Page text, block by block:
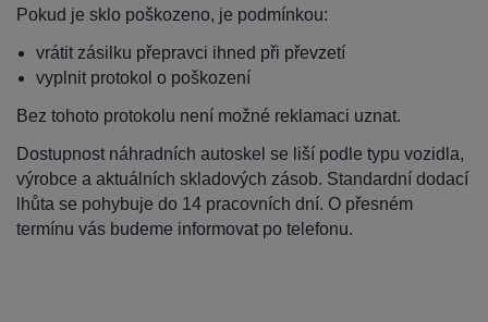
Pokud je sklo poškozeno, je podmínkou:
vrátit zásilku přepravci ihned při převzetí
vyplnit protokol o poškození
Bez tohoto protokolu není možné reklamaci uznat.
Dostupnost náhradních autoskel se liší podle typu vozidla,
výrobce a aktuálních skladových zásob. Standardní dodací
lhůta se pohybuje do 14 pracovních dní. O přesném
termínu vás budeme informovat po telefonu.